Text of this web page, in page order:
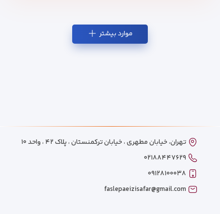
موارد بیشتر
تهران، خیابان مطهری ، خیابان ترکمنستان ، پلاک ۴۲ ، واحد ۱۰
۰۲۱۸۸۴۴۷۶۲۹
۰۹۱۲۸۱۰۰۰۳۸
faslepaeizisafar@gmail.com